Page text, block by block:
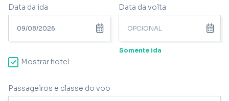
Data da ida Data da volta
Somente ida
Mostrar hotel
Passageiros e classe do voo